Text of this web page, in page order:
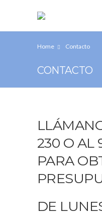
Home Contacto
CONTACTO
230 O AL
PARA
DE